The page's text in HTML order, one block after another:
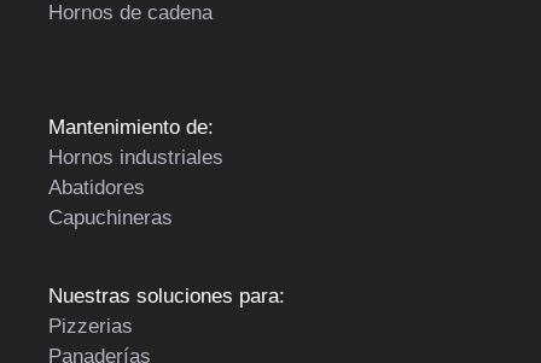
Hornos de cadena
Mantenimiento de:
Hornos industriales
Abatidores
Capuchineras
Nuestras soluciones para:
Pizzerias
Panaderías